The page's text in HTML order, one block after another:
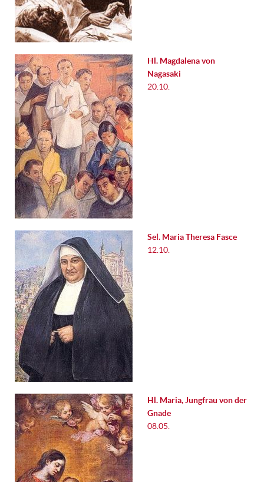
Hl. Magdalena von
Nagasaki
20.10.
Sel. Maria Theresa Fasce
12.10.
Hl. Maria, Jungfrau von der
Gnade
08.05.